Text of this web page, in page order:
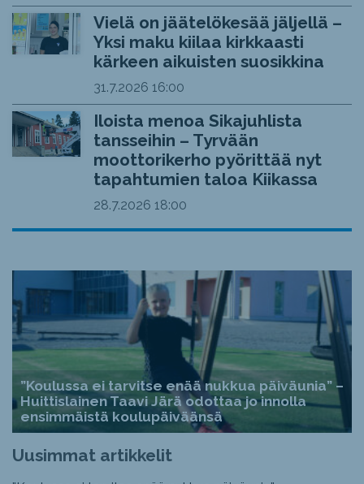
Vielä on jäätelökesää jäljellä –
Yksi maku kiilaa kirkkaasti
kärkeen aikuisten suosikkina
31.7.2026 16:00
Iloista menoa Sikajuhlista
tansseihin – Tyrvään
moottorikerho pyörittää nyt
tapahtumien taloa Kiikassa
28.7.2026 18:00
”Koulussa ei tarvitse enää nukkua päiväunia” –
Huittislainen Taavi Järä odottaa jo innolla
ensimmäistä koulupäiväänsä
Uusimmat artikkelit